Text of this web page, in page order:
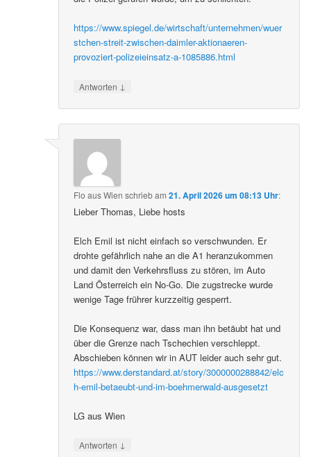
https://www.spiegel.de/wirtschaft/unternehmen/wuer
stchen-streit-zwischen-daimler-aktionaeren-
provoziert-polizeieinsatz-a-1085886.html
Antworten ↓
Flo aus Wien schriebam21. April 2026 um 08:13 Uhr:
Lieber Thomas, Liebe hosts
Elch Emil ist nicht einfach so verschwunden. Er
drohte gefährlich nahe an die A1 heranzukommen
und damit den Verkehrsfluss zu stören, im Auto
Land Österreich ein No-Go. Die zugstrecke wurde
wenige Tage frührer kurzzeitig gesperrt.
Die Konsequenz war, dass man ihn betäubt hat und
über die Grenze nach Tschechien verschleppt.
Abschieben können wir in AUT leider auch sehr gut.
https://www.derstandard.at/story/3000000288842/elc
h-emil-betaeubt-und-im-boehmerwald-ausgesetzt
LG aus Wien
Antworten ↓